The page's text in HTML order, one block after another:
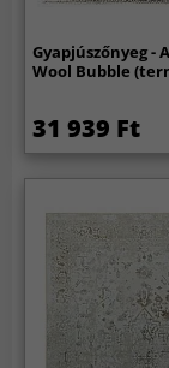
Gyapjúszőnyeg -
Wool Bubble
31 939 Ft